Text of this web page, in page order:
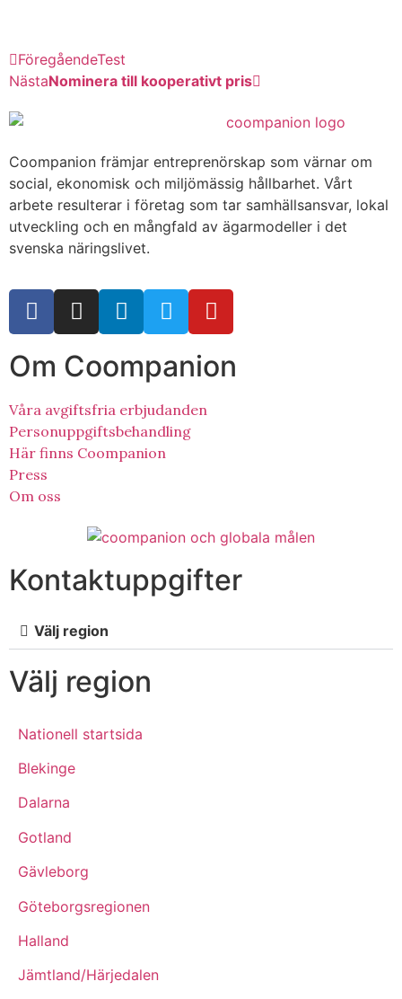
FöregåendeTest
NästaNominera till kooperativt pris
Coompanion främjar entreprenörskap som värnar om
social, ekonomisk och miljömässig hållbarhet. Vårt
arbete resulterar i företag som tar samhällsansvar, lokal
utveckling och en mångfald av ägarmodeller i det
svenska näringslivet.
Om Coompanion
Våra avgiftsfria erbjudanden
Personuppgiftsbehandling
Här finns Coompanion
Press
Om oss
Kontaktuppgifter
Välj region
Välj region
Nationell startsida
Blekinge
Dalarna
Gotland
Gävleborg
Göteborgsregionen
Halland
Jämtland/Härjedalen